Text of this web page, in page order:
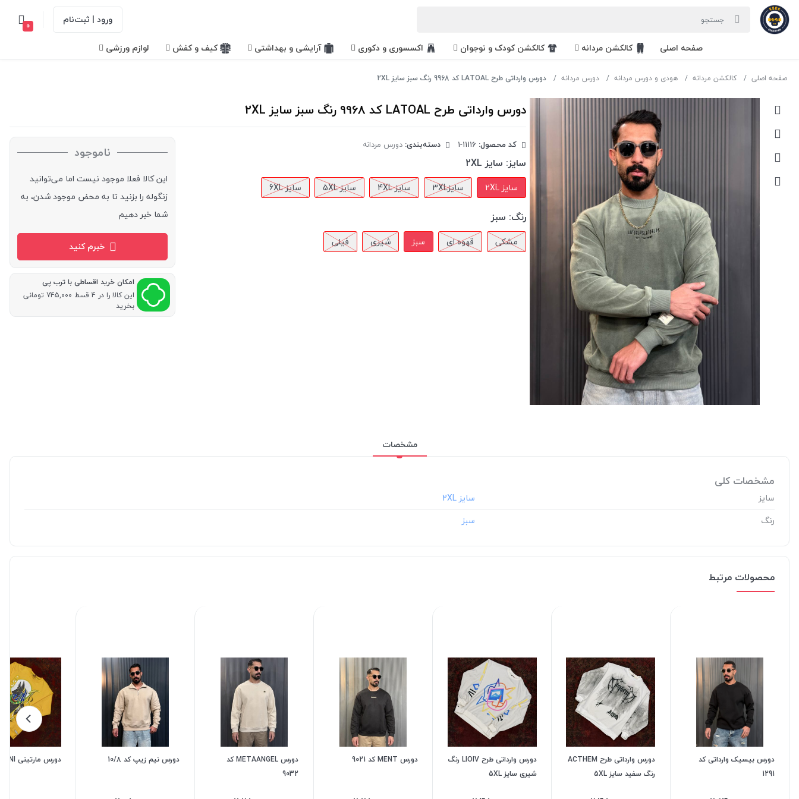
ورود | ثبت‌نام 0
صفحه اصلی کالکشن مردانه کالکشن کودک و نوجوان اکسسوری و دکوری آرایشی و بهداشتی کیف و کفش لوازم ورزشی
صفحه اصلی کالکشن مردانه هودی و دورس مردانه دورس مردانه دورس وارداتی طرح LATOAL کد 9968 رنگ سبز سایز 2XL
دورس وارداتی طرح LATOAL کد 9968 رنگ سبز سایز 2XL
کد محصول: دسته‌بندی: دورس مردانه
سایز: سایز 2XL
سایز 2XL سایز3XL سایز 4XL سایز 5XL سایز 6XL
رنگ: سبز
مشکی قهوه ای سبز شیری فیلی
ناموجود
این کالا فعلا موجود نیست اما می‌توانید
زنگوله را بزنید تا به محض موجود شدن، به
شما خبر دهیم
خبرم کنید
امکان خرید اقساطی با ترب پی
این کالا را در 4 قسط 745,000 تومانی
بخرید
مشخصات
مشخصات کلی
سایز
رنگ
محصولات مرتبط
دورس بیسیک وارداتی کد
1291
دورس وارداتی طرح ACTHEM
رنگ سفید سایز 5XL
دورس وارداتی طرح LIOIV رنگ
شیری سایز 5XL
دورس MENT کد 9021
دورس METAANGEL کد
9032
دورس نیم زیپ کد 10/8 دورس مارتینی MARTINI